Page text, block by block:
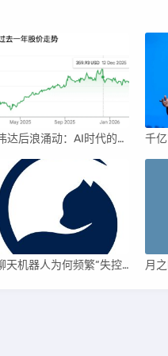
英伟达后浪涌动：AI时代的新王者与隐忧
AI聊天机器人为何频繁“失控”，背后原因及解决方案解析